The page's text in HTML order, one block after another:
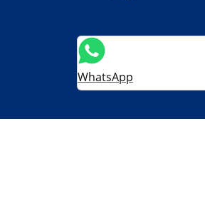
WhatsApp